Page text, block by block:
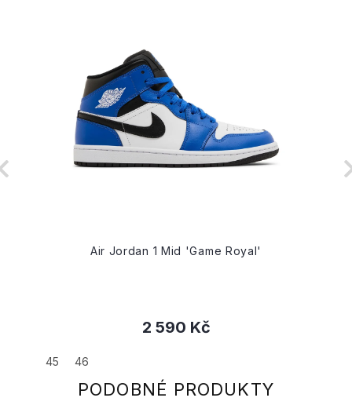
Air Jordan 1 Mid 'Game Royal'
2 590 Kč
45 46